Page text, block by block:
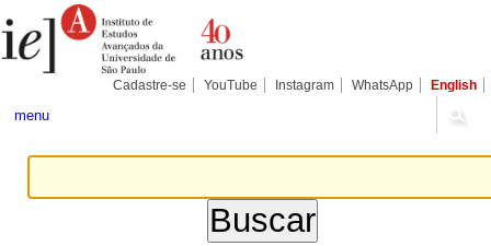
para
conteúdo.
Pessoais
Cadastre-se YouTube Instagram WhatsApp English
menu